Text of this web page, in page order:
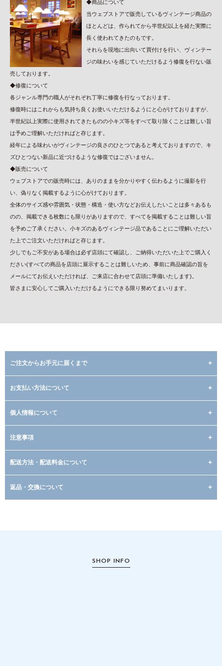
◆商品について
当ウェブストアで販売しているヴィンテージ商品の
ほとんどは、作られてから半世紀以上を経た実際に
長く使われてきたのもです。
それらを現地に出向いて買付けを行い、ヴィンテー
ジの味わいを感じていただけるよう修復を行ない販
売しております。
◆修復について
各ジャンル専門の職人がそれぞれ丁寧に修復を行なっております。
修復時にはこれからも気持ち良くお使いいただけるようにと心がけておりますが、
半世紀以上実際に使用されてきたものの小キズ等をすべて取り除くことは難しい旨
は予めご理解いただければと存じます。
経年による味わいがヴィンテージの良さのひとつであると考えておりますので、キ
ズひとつない新品に近づけるような修復ではございません。
◆販売について
ウェブストアでの販売時には、ありのままを分かりやすく伝わるように撮影を行
い、偽りなく掲載するように心がけております。
全体のサイズ感や雰囲気・状態・構造・使い方などお伝えしたいことは多々あるも
のの、掲載できる枚数にも限りがありますので、すべてを掲載することは難しい旨
を予めご了承ください。小キズのあるヴィンテージ品であることにご理解いただい
た上でご注文いただければと存じます。
少しでもご不安がある場合は必ず店頭にて確認し、ご納得いただいた上でご購入く
ださい(すべての商品を店頭に展示することは難しいため、事前に商品確認の旨を
メールにてお伝えいただければ、ご来店に合わせて店頭に準備いたします)。
皆さまに安心してご購入いただけるようにできる限り努めてまいります。
ご注文からお手元に届くまで
お支払い方法について
個人情報について
注意事項
配送方法・配送料金について
返品・交換について
SHOP INFO